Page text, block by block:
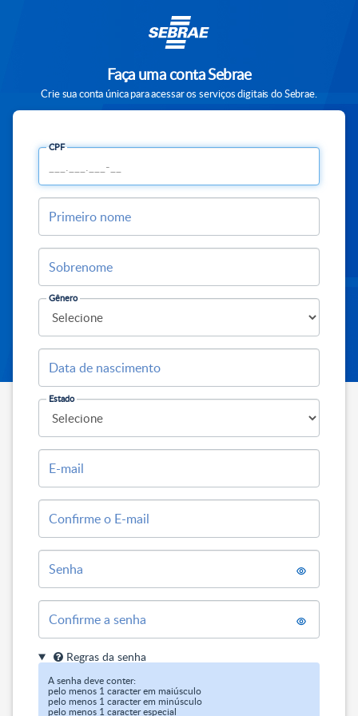
Faça uma conta Sebrae
Crie sua conta única para acessar os serviços digitais do Sebrae.
CPF
Primeiro nome
Sobrenome
Gênero
Data de nascimento
Estado
E-mail
Confirme o E-mail
Senha
Confirme a senha
Regras da senha
A senha deve conter:
pelo menos 1 caracter em maiúsculo
pelo menos 1 caracter em minúsculo
pelo menos 1 caracter especial